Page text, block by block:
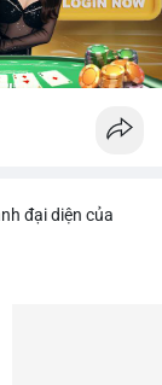
đại diện của